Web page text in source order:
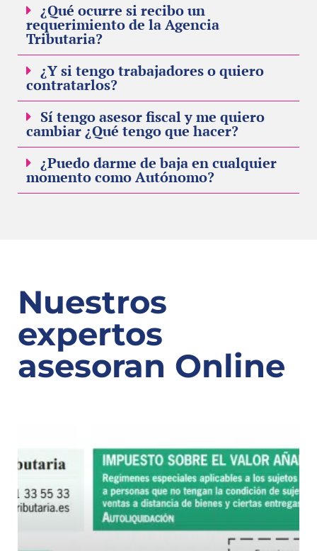
¿Qué ocurre si recibo un
requerimiento de la Agencia
Tributaria?
¿Y si tengo trabajadores o quiero
contratarlos?
Sí tengo asesor fiscal y me quiero
cambiar ¿Qué tengo que hacer?
¿Puedo darme de baja en cualquier
momento como Autónomo?
Nuestros
expertos
asesoran Online